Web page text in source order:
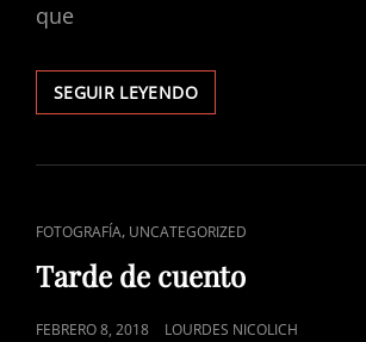
que
SEGUIR LEYENDONUEVA
VIDA
EL
ENLACES
DE
CATEGORÍAS
FOTOGRAFÍA, UNCATEGORIZED
Tarde de cuento
PUBLICADO
FEBRERO 8, 2018 LOURDES NICOLICH